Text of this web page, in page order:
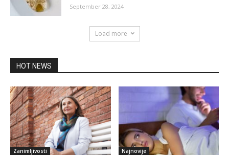
September 28, 2024
Load more
HOT NEWS
Zanimljivosti Najnovije